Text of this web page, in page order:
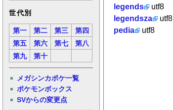
世代別
第一 第二 第三
第四
第五
第六 第七
第八
第九
第十
メガシンカポケ一覧
ポケモンボックス
SVからの変更点
legends
utf8
legendsza
utf8
pedia
utf8